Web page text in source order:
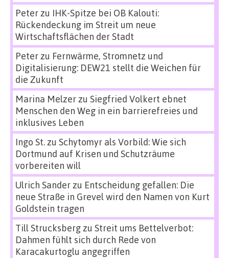
Peterzu IHK-Spitze bei OB Kalouti:
Rückendeckung im Streit um neue
Wirtschaftsflächen der Stadt
Peterzu Fernwärme, Stromnetz und
Digitalisierung: DEW21 stellt die Weichen für
die Zukunft
Marina Melzerzu Siegfried Volkert ebnet
Menschen den Weg in ein barrierefreies und
inklusives Leben
Ingo St.zu Schytomyr als Vorbild: Wie sich
Dortmund auf Krisen und Schutzräume
vorbereiten will
Ulrich Sanderzu Entscheidung gefallen: Die
neue Straße in Grevel wird den Namen von Kurt
Goldstein tragen
Till Strucksbergzu Streit ums Bettelverbot:
Dahmen fühlt sich durch Rede von
Karacakurtoglu angegriffen